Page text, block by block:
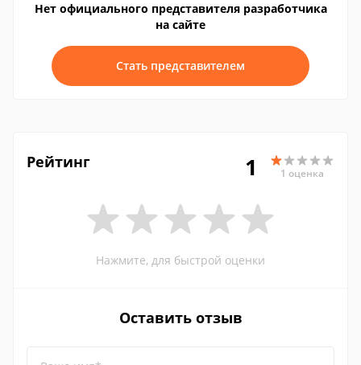
Нет официального представителя разработчика
на сайте
Стать представителем
Рейтинг 1 1 оценка
Нажмите, для быстрой оценки
Оставить отзыв